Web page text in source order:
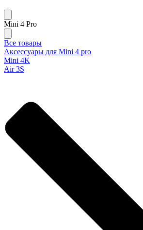
Mini 4 Pro
Все товары
Аксессуары для Mini 4 pro
Mini 4K
Air 3S